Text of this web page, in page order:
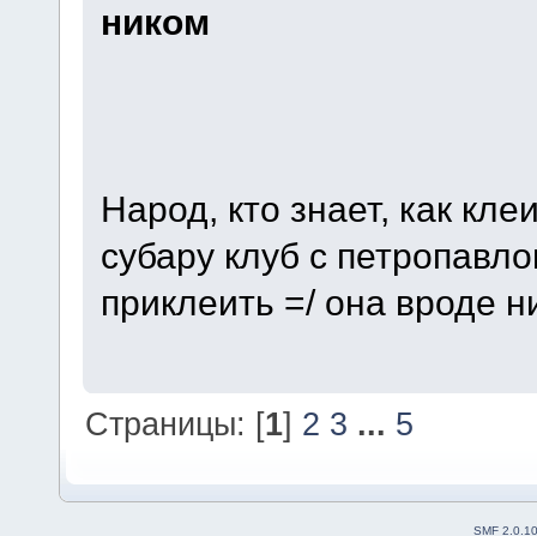
ником
Народ, кто знает, как
субару клуб с
приклеить =/ она вроде
Страницы: [1] 2 3 ... 5
SMF 2.0.10